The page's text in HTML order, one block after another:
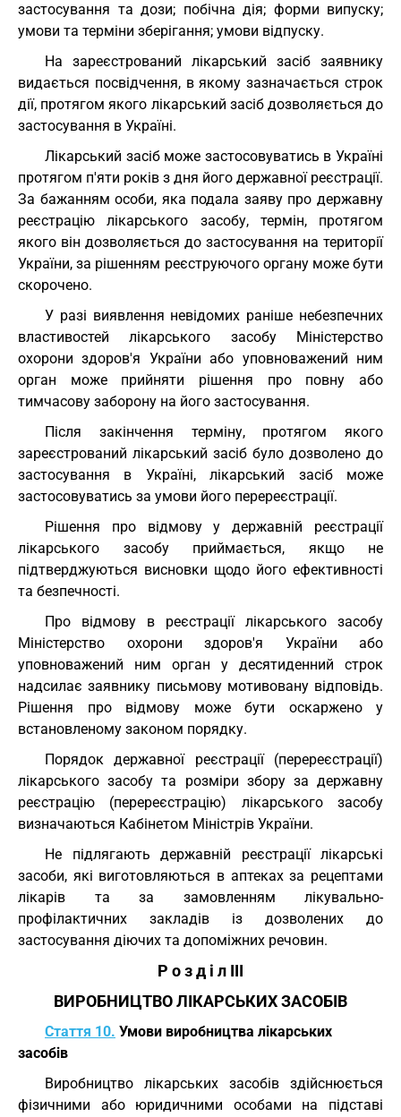
застосування та дози; побічна дія; форми випуску;
умови та терміни зберігання; умови відпуску.
На зареєстрований лікарський засіб заявнику
видається посвідчення, в якому зазначається строк
дії, протягом якого лікарський засіб дозволяється до
застосування в Україні.
Лікарський засіб може застосовуватись в Україні
протягом п'яти років з дня його державної реєстрації.
За бажанням особи, яка подала заяву про державну
реєстрацію лікарського засобу, термін, протягом
якого він дозволяється до застосування на території
України, за рішенням реєструючого органу може бути
скорочено.
У разі виявлення невідомих раніше небезпечних
властивостей лікарського засобу Міністерство
охорони здоров'я України або уповноважений ним
орган може прийняти рішення про повну або
тимчасову заборону на його застосування.
Після закінчення терміну, протягом якого
зареєстрований лікарський засіб було дозволено до
застосування в Україні, лікарський засіб може
застосовуватись за умови його перереєстрації.
Рішення про відмову у державній реєстрації
лікарського засобу приймається, якщо не
підтверджуються висновки щодо його ефективності
та безпечності.
Про відмову в реєстрації лікарського засобу
Міністерство охорони здоров'я України або
уповноважений ним орган у десятиденний строк
надсилає заявнику письмову мотивовану відповідь.
Рішення про відмову може бути оскаржено у
встановленому законом порядку.
Порядок державної реєстрації (перереєстрації)
лікарського засобу та розміри збору за державну
реєстрацію (перереєстрацію) лікарського засобу
визначаються Кабінетом Міністрів України.
Не підлягають державній реєстрації лікарські
засоби, які виготовляються в аптеках за рецептами
лікарів та за замовленням лікувально-
профілактичних закладів із дозволених до
застосування діючих та допоміжних речовин.
Р о з д і л III
ВИРОБНИЦТВО ЛІКАРСЬКИХ ЗАСОБІВ
Стаття 10. Умови виробництва лікарських
засобів
Виробництво лікарських засобів здійснюється
фізичними або юридичними особами на підставі